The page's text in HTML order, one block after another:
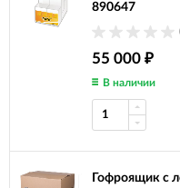
890647
55 000 ₽
В наличии
Гофроящик с